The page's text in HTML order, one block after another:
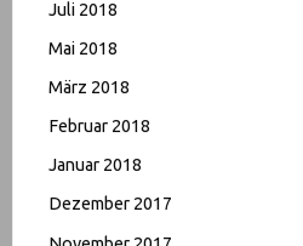
Juli 2018
Mai 2018
März 2018
Februar 2018
Januar 2018
Dezember 2017